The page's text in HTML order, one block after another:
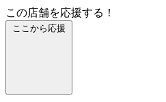
この店舗を応援する！
ここから応援